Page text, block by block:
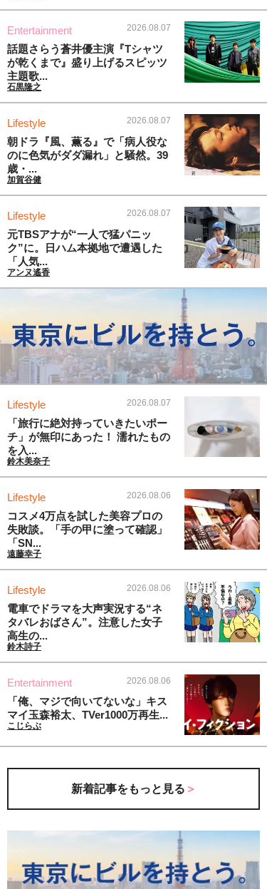
Entertainment 2026.08.07
話題さらう蒼井優主演『Tシャツ
が乾くまで』盛り上げるスピッツ
主題歌...
石黒隆之
Lifestyle 2026.08.07
朝ドラ『風、薫る』で「病人役な
のに色気がダダ漏れ」と騒然。39
歳・...
加賀谷健
Lifestyle 2026.08.07
元TBSアナが“一人で猛パニッ
ク”に。日ハム本拠地で遭遇した
「人気...
アンヌ遙香
Lifestyle 2026.08.07
「旅行に絶対持っていきたいポー
チ」が無印にあった！ 濡れたもの
を入...
鈴木美奈子
Lifestyle 2026.08.06
コスメ4万点を試した美容プロの
失敗談。「手の甲に塗って確認」
「SN...
遠藤幸子
Lifestyle 2026.08.06
電車でドラマを大声実況する“ネ
タバレおばさん”。注意した女子
高生の...
鈴木詩子
Entertainment 2026.08.06
「俺、マジで向いてないな」キス
マイ玉森裕太、TVer1000万再生...
こじらぶ
新着記事をもっと見る